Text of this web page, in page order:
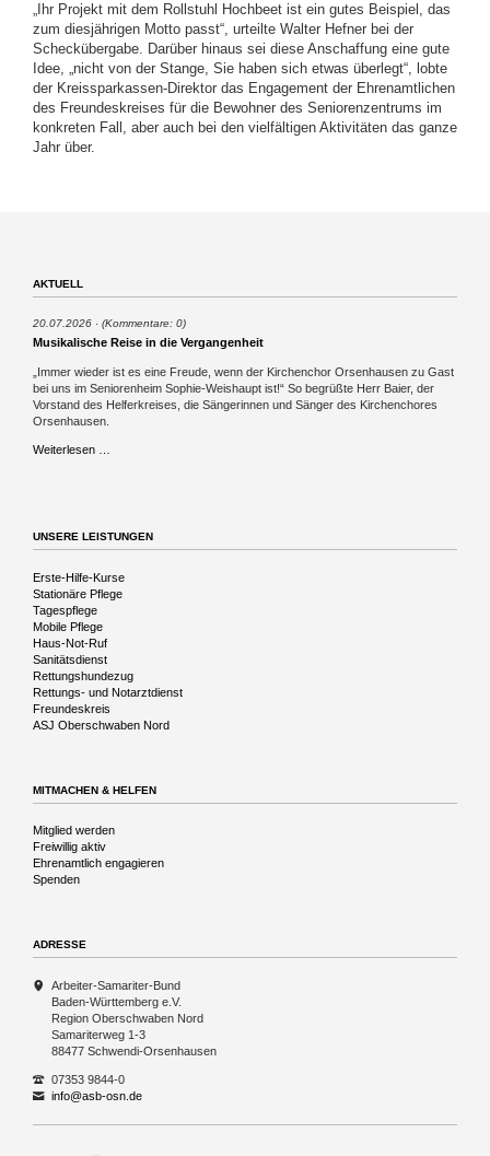
„Ihr Projekt mit dem Rollstuhl Hochbeet ist ein gutes Beispiel, das
zum diesjährigen Motto passt“, urteilte Walter Hefner bei der
Scheckübergabe. Darüber hinaus sei diese Anschaffung eine gute
Idee, „nicht von der Stange, Sie haben sich etwas überlegt“, lobte
der Kreissparkassen-Direktor das Engagement der Ehrenamtlichen
des Freundeskreises für die Bewohner des Seniorenzentrums im
konkreten Fall, aber auch bei den vielfältigen Aktivitäten das ganze
Jahr über.
AKTUELL
20.07.2026 (Kommentare: 0)
Musikalische Reise in die Vergangenheit
„Immer wieder ist es eine Freude, wenn der Kirchenchor Orsenhausen zu Gast
bei uns im Seniorenheim Sophie-Weishaupt ist!“ So begrüßte Herr Baier, der
Vorstand des Helferkreises, die Sängerinnen und Sänger des Kirchenchores
Orsenhausen.
Weiterlesen …
UNSERE LEISTUNGEN
Navigation
überspringen
Erste-Hilfe-Kurse
Stationäre Pflege
Tagespflege
Mobile Pflege
Haus-Not-Ruf
Sanitätsdienst
Rettungshundezug
Rettungs- und Notarztdienst
Freundeskreis
ASJ Oberschwaben Nord
MITMACHEN & HELFEN
Navigation
überspringen
Mitglied werden
Freiwillig aktiv
Ehrenamtlich engagieren
Spenden
ADRESSE
Arbeiter-Samariter-Bund
Baden-Württemberg e.V.
Region Oberschwaben Nord
Samariterweg 1-3
88477 Schwendi-Orsenhausen
07353 9844-0
info@asb-osn.de